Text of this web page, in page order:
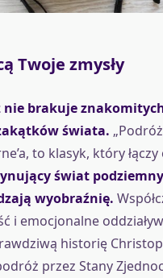
Twoje zmysły
brakuje
świata.
to klasyk, który
świat
wyobraźnię.
i emocjonalne
historię
przez Stany